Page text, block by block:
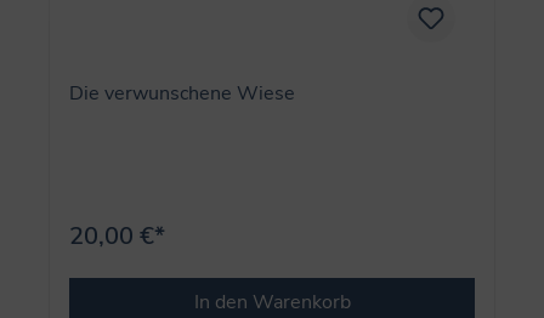
Die verwunschene Wiese
20,00 €*
In den Warenkorb